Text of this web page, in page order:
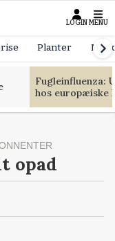
LOGIN MENU
Planter
Fugleinfluenza:
hos europæiske
opad